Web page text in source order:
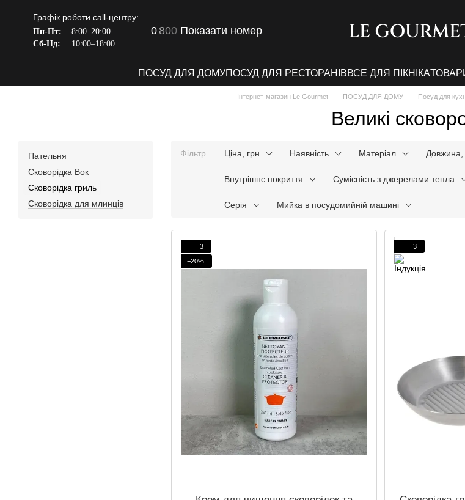
Графік роботи call-центру:
Пн-Пт:
8:00–20:00
Сб-Нд:
10:00–18:00
0800 Показати номер
ПОСУД ДЛЯ ДОМУПОСУД ДЛЯ РЕСТОРАНІВВСЕ ДЛЯ ПІКНІКА
Інтернет-магазин Le Gourmet ПОСУД ДЛЯ ДОМУ Посуд для
Великі
Фільтр Ціна, грн Наявність Матеріал Довжина,
Внутрішнє покриття Сумісність з джерелами тепла
Серія Мийка в посудомийній машині
3
−20%
3
Пательня
Сковорідка Вок
Сковорідка гриль
Сковорідка для млинців